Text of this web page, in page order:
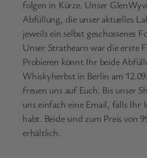
folgen in Kürze. Unser
Abfüllung, die unser aktuelles
jeweils ein selbst geschossenes
Unser Strathearn war die erste
Probieren könnt Ihr beide
Whiskyherbst in Berlin am
freuen uns auf Euch. Bis unser
uns einfach eine Email, falls Ihr
habt. Beide sind zum Preis von
erhältlich.